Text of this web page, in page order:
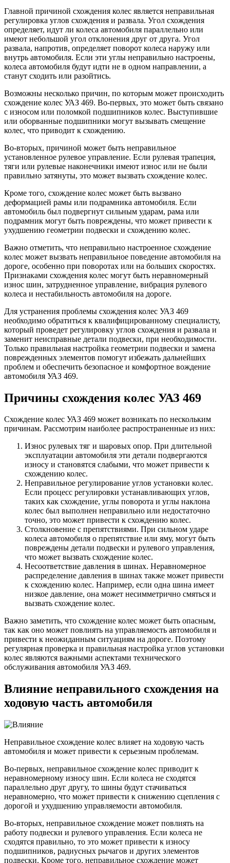
Главной причиной схождения колес является неправильная
регулировка углов схождения и развала. Угол схождения
определяет, идут ли колеса автомобиля параллельно или
имеют небольшой угол отклонения друг от друга. Угол
развала, напротив, определяет поворот колеса наружу или
внутрь автомобиля. Если эти углы неправильно настроены,
колеса автомобиля будут идти не в одном направлении, а
станут сходить или разойтись.
Возможны несколько причин, по которым может происходить
схождение колес УАЗ 469. Во-первых, это может быть связано
с износом или поломкой подшипников колес. Выступившие
или оборванные подшипники могут вызывать смещение
колес, что приводит к схождению.
Во-вторых, причиной может быть неправильное
установленное рулевое управление. Если рулевая трапеция,
тяги или рулевые наконечники имеют износ или не были
правильно затянуты, это может вызвать схождение колес.
Кроме того, схождение колес может быть вызвано
деформацией рамы или подрамника автомобиля. Если
автомобиль был подвергнут сильным ударам, рама или
подрамник могут быть повреждены, что может привести к
ухудшению геометрии подвески и схождению колес.
Важно отметить, что неправильно настроенное схождение
колес может вызвать неправильное поведение автомобиля на
дороге, особенно при поворотах или на больших скоростях.
Признаками схождения колес могут быть неравномерный
износ шин, затрудненное управление, вибрация рулевого
колеса и нестабильность автомобиля на дороге.
Для устранения проблемы схождения колес УАЗ 469
необходимо обратиться к квалифицированному специалисту,
который проведет регулировку углов схождения и развала и
заменит неисправные детали подвески, при необходимости.
Только правильная настройка геометрии подвески и замена
поврежденных элементов помогут избежать дальнейших
проблем и обеспечить безопасное и комфортное вождение
автомобиля УАЗ 469.
Причины схождения колес УАЗ 469
Схождение колес УАЗ 469 может возникать по нескольким
причинам. Рассмотрим наиболее распространенные из них:
Износ рулевых тяг и шаровых опор. При длительной
эксплуатации автомобиля эти детали подвергаются
износу и становятся слабыми, что может привести к
схождению колес.
Неправильное регулирование углов установки колес.
Если процесс регулировки устанавливающих углов,
таких как схождение, углы поворота и углы наклона
колес был выполнен неправильно или недостаточно
точно, это может привести к схождению колес.
Столкновение с препятствиями. При сильном ударе
колеса автомобиля о препятствие или яму, могут быть
повреждены детали подвески и рулевого управления,
что может вызвать схождение колес.
Несоответствие давления в шинах. Неравномерное
распределение давления в шинах также может привести
к схождению колес. Например, если одна шина имеет
низкое давление, она может несимметрично смяться и
вызвать схождение колес.
Важно заметить, что схождение колес может быть опасным,
так как оно может повлиять на управляемость автомобиля и
привести к неожиданным ситуациям на дороге. Поэтому
регулярная проверка и правильная настройка углов установки
колес являются важными аспектами технического
обслуживания автомобиля УАЗ 469.
Влияние неправильного схождения на
ходовую часть автомобиля
Неправильное схождение колес влияет на ходовую часть
автомобиля и может привести к серьезным проблемам.
Во-первых, неправильное схождение колес приводит к
неравномерному износу шин. Если колеса не сходятся
параллельно друг другу, то шины будут стачиваться
неравномерно, что может привести к снижению сцепления с
дорогой и ухудшению управляемости автомобиля.
Во-вторых, неправильное схождение может повлиять на
работу подвески и рулевого управления. Если колеса не
сходятся правильно, то это может привести к износу
подшипников, радиусных рычагов и других элементов
подвески. Кроме того, неправильное схождение может